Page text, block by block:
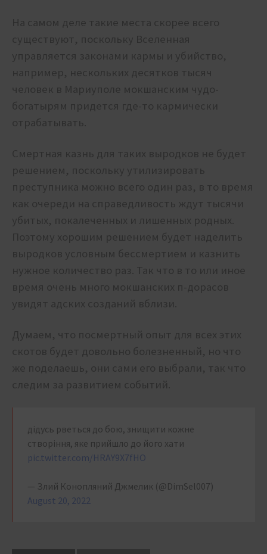
На самом деле такие места скорее всего
существуют, поскольку Вселенная
управляется законами кармы и убийство,
например, нескольких десятков тысяч
человек в Мариуполе мокшанским чудо-
богатырям придется где-то кармически
отрабатывать.
Смертная казнь для таких выродков не будет
решением, поскольку утилизировать
преступника можно всего один раз, в то время
как очереди на справедливость ждут тысячи
убитых, покалеченных и лишенных родных.
Поэтому хорошим решением будет наделить
выродков условным бессмертием и казнить
нужное количество раз. Так что в то или иное
время очень много мокшанских п-дорасов
увидят адских созданий вблизи.
Думаем, что посмертный опыт для всех этих
скотов будет довольно болезненный, но что
же поделаешь, они сами его выбрали, так что
следим за развитием событий.
дідусь рветься до бою, знищити кожне
створіння, яке прийшло до його хати
pic.twitter.com/HRAY9X7fHO
— Злий Конопляний Джмелик (@DimSel007)
August 20, 2022